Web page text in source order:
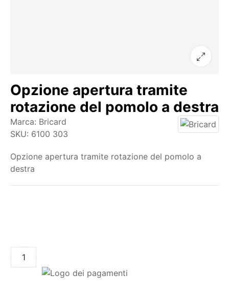
Opzione apertura tramite
rotazione del pomolo a destra
Marca: Bricard
SKU: 6100 303
Opzione apertura tramite rotazione del pomolo a
destra